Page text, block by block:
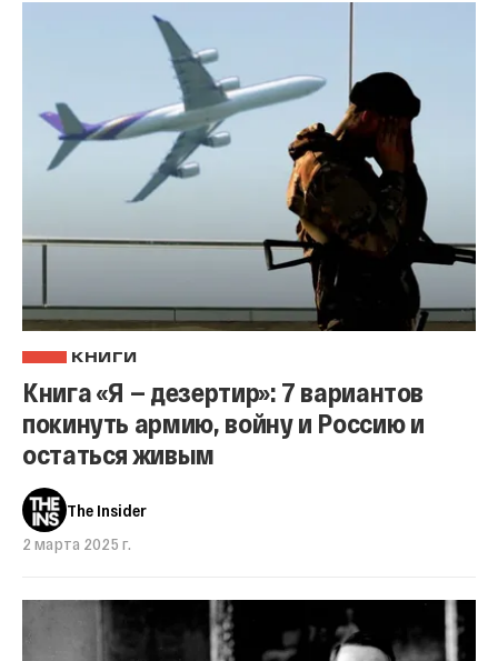
КНИГИ
Книга «Я — дезертир»: 7 вариантов
покинуть армию, войну и Россию и
остаться живым
The Insider
2 марта 2025 г.